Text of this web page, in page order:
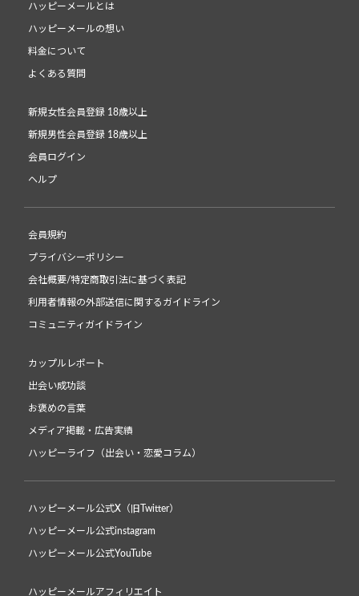
ハッピーメールとは
ハッピーメールの想い
料金について
よくある質問
新規女性会員登録 18歳以上
新規男性会員登録 18歳以上
会員ログイン
ヘルプ
会員規約
プライバシーポリシー
会社概要/特定商取引法に基づく表記
利用者情報の外部送信に関するガイドライン
コミュニティガイドライン
カップルレポート
出会い成功談
お褒めの言葉
メディア掲載・広告実績
ハッピーライフ（出会い・恋愛コラム）
ハッピーメール公式X（旧Twitter）
ハッピーメール公式instagram
ハッピーメール公式YouTube
ハッピーメールアフィリエイト